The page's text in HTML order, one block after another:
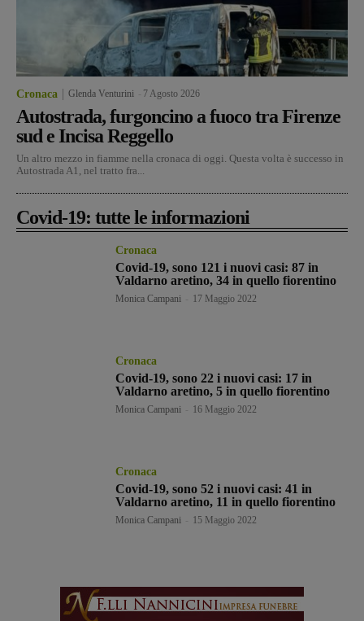
Cronaca Glenda Venturini 7 Agosto 2026
Autostrada, furgoncino a fuoco tra Firenze
sud e Incisa Reggello
Un altro mezzo in fiamme nella cronaca di oggi. Questa volta è successo in
Autostrada A1, nel tratto fra...
Covid-19: tutte le informazioni
Cronaca
Covid-19, sono 121 i nuovi casi: 87 in
Valdarno aretino, 34 in quello fiorentino
Monica Campani 17 Maggio 2022
Cronaca
Covid-19, sono 22 i nuovi casi: 17 in
Valdarno aretino, 5 in quello fiorentino
Monica Campani 16 Maggio 2022
Cronaca
Covid-19, sono 52 i nuovi casi: 41 in
Valdarno aretino, 11 in quello fiorentino
Monica Campani 15 Maggio 2022